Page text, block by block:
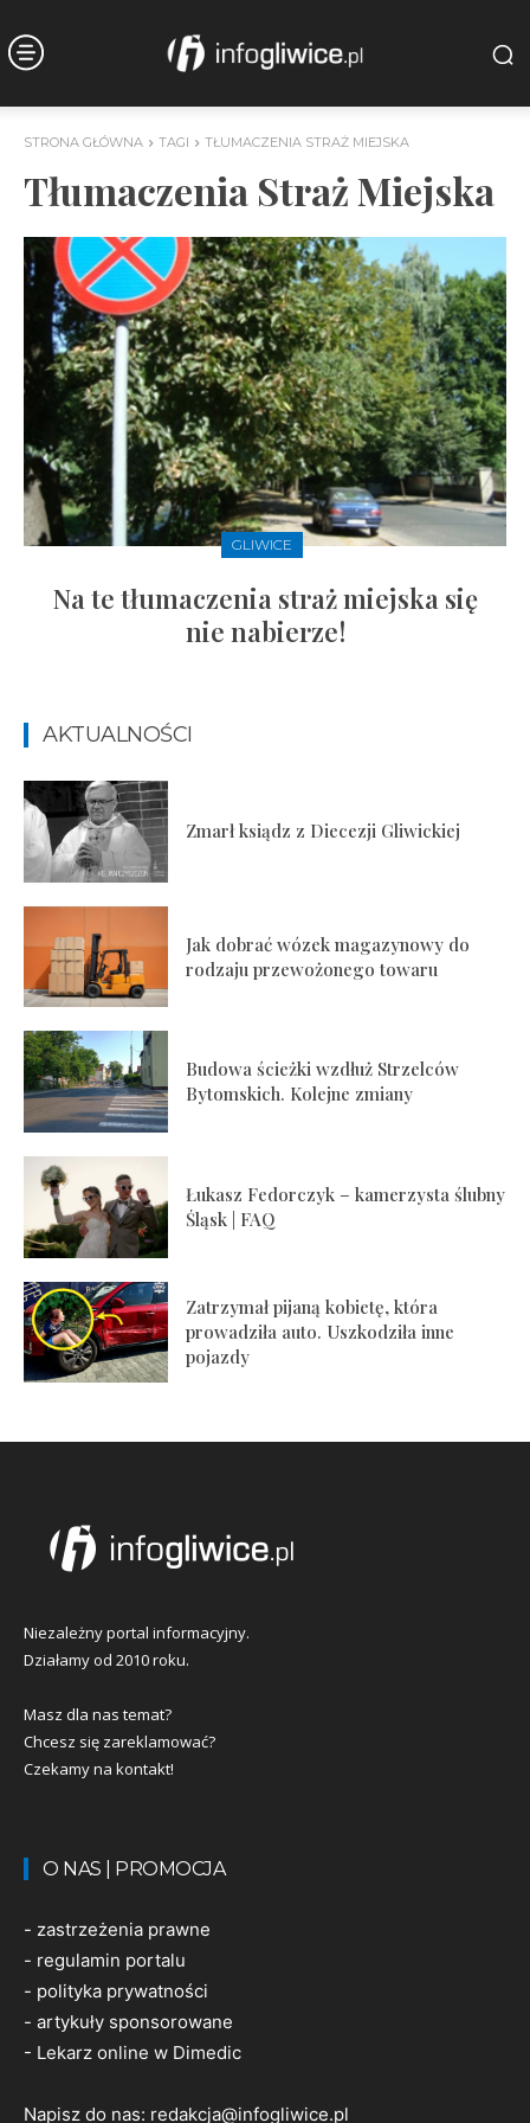
STRONA GŁÓWNA TAGI TŁUMACZENIA STRAŻ MIEJSKA
Tłumaczenia Straż Miejska
GLIWICE
Na te tłumaczenia straż miejska się
nie nabierze!
AKTUALNOŚCI
Zmarł ksiądz z Diecezji Gliwickiej
Jak dobrać wózek magazynowy do
rodzaju przewożonego towaru
Budowa ścieżki wzdłuż Strzelców
Bytomskich. Kolejne zmiany
Łukasz Fedorczyk – kamerzysta ślubny
Śląsk | FAQ
Zatrzymał pijaną kobietę, która
prowadziła auto. Uszkodziła inne
pojazdy
Niezależny portal informacyjny.
Działamy od 2010 roku.
Masz dla nas temat?
Chcesz się zareklamować?
Czekamy na kontakt!
O NAS | PROMOCJA
- zastrzeżenia prawne
- regulamin portalu
- polityka prywatności
- artykuły sponsorowane
- Lekarz online w Dimedic
Napisz do nas: redakcja@infogliwice.pl